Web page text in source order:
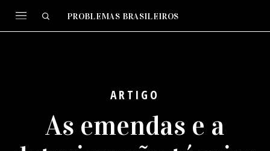
PROBLEMAS BRASILEIROS
ARTIGO
As emendas e a